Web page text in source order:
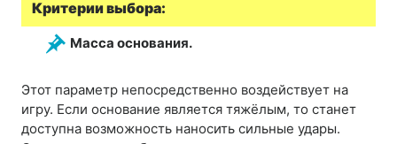
Критерии выбора:
Масса основания.
Этот параметр непосредственно воздействует на
игру. Если основание является тяжёлым, то станет
доступна возможность наносить сильные удары.